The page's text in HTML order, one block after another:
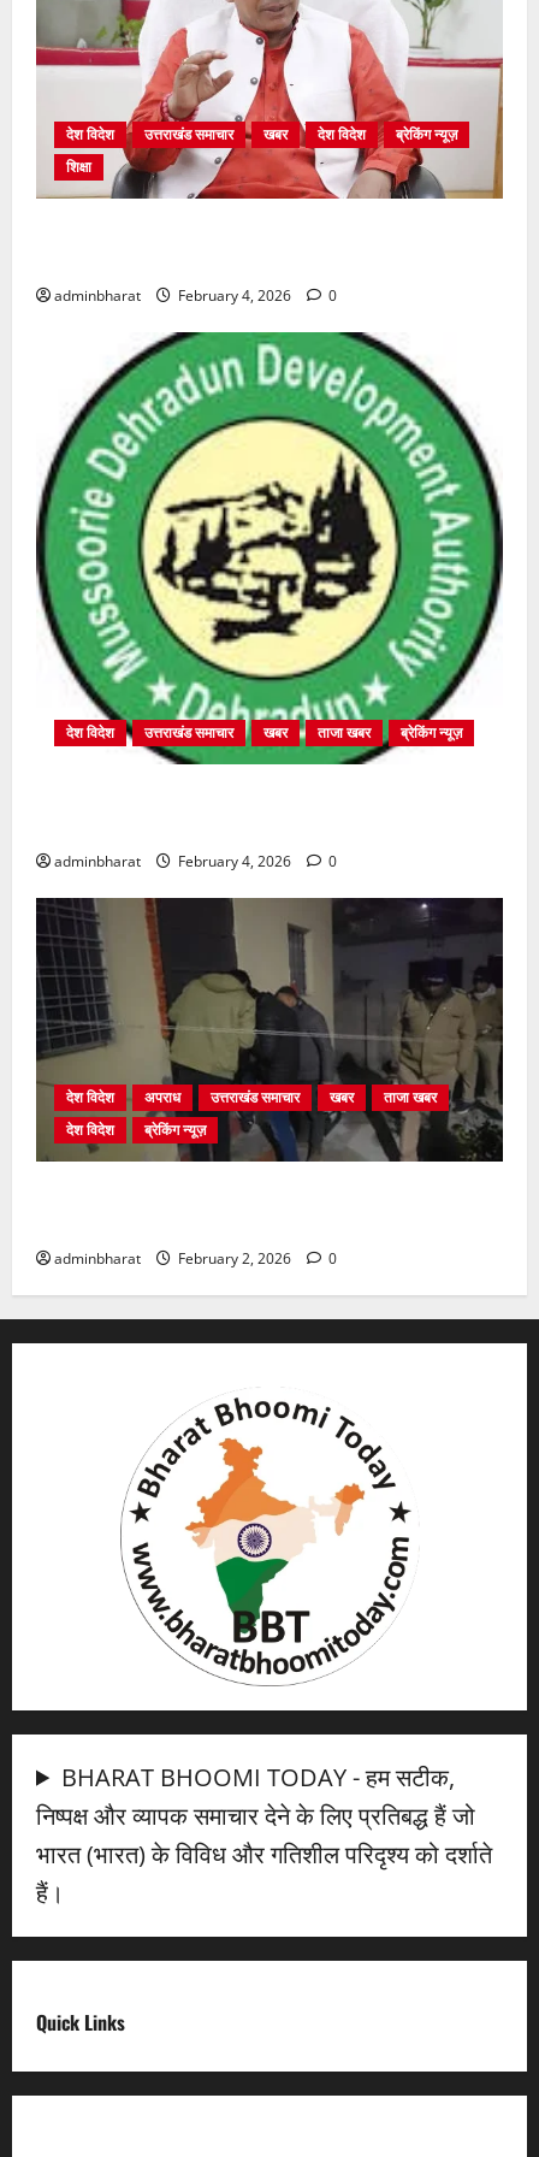
देश विदेश उत्तराखंड समाचार खबर देश विदेश
ब्रेकिंग न्यूज़
शिक्षा
adminbharat February 4, 2026 0
देश विदेश उत्तराखंड समाचार खबर ताजा खबर ब्रेकिंग न्यूज़
adminbharat February 4, 2026 0
देश विदेश अपराध उत्तराखंड समाचार खबर
ताजा खबर
देश विदेश
ब्रेकिंग न्यूज़
adminbharat February 2, 2026 0
BHARAT BHOOMI TODAY - हम सटीक,
निष्पक्ष और व्यापक समाचार देने के लिए प्रतिबद्ध हैं जो
भारत (भारत) के विविध और गतिशील परिदृश्य को दर्शाते
हैं।
Quick Links